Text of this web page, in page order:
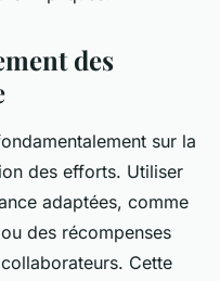
des
sur la
des efforts. Utiliser
adaptées, comme
des récompenses
Cette